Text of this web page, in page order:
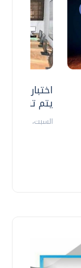
اختبارات
يتم
السبت، 18 يوليو 2026 09:22 ص